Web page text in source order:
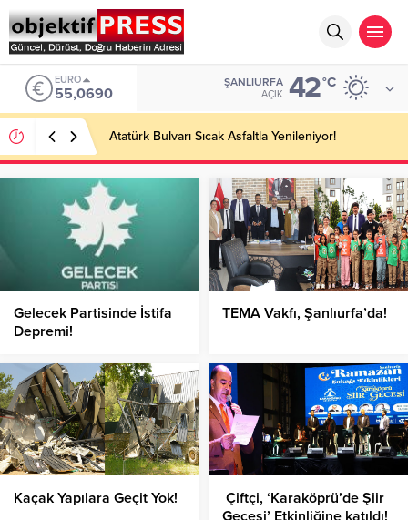
EURO
55,0690
ŞANLIURFA
AÇIK 42°C
Atatürk Bulvarı Sıcak Asfaltla Yenileniyor!
Gelecek Partisinde İstifa
Depremi!
TEMA Vakfı, Şanlıurfa’da!
Kaçak Yapılara Geçit Yok!
Çiftçi, ‘Karaköprü’de Şiir